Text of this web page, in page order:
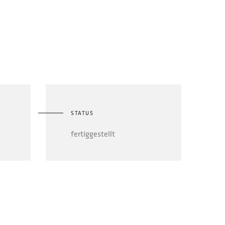
STATUS
fertiggestellt